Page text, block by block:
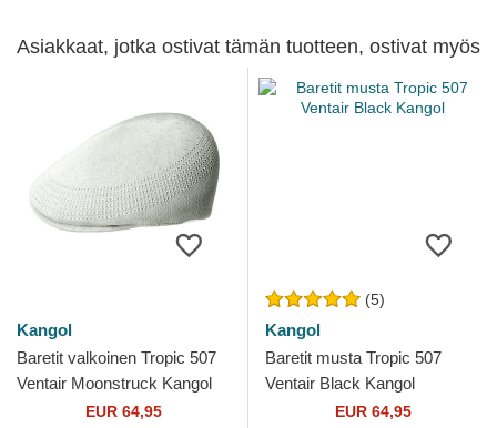
Asiakkaat, jotka ostivat tämän tuotteen, ostivat myös
Kangol
Baretit valkoinen Tropic 507
Ventair Moonstruck Kangol
EUR 64,95
(5)
Kangol
Baretit musta Tropic 507
Ventair Black Kangol
EUR 64,95